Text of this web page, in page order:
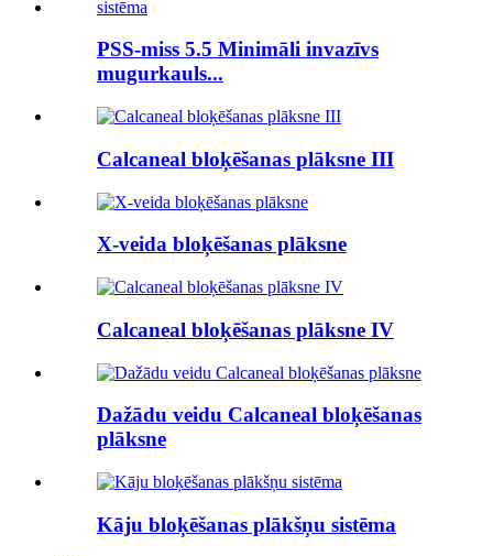
PSS-miss 5.5 Minimāli invazīvs
mugurkauls...
Calcaneal bloķēšanas plāksne III
X-veida bloķēšanas plāksne
Calcaneal bloķēšanas plāksne IV
Dažādu veidu Calcaneal bloķēšanas
plāksne
Kāju bloķēšanas plākšņu sistēma